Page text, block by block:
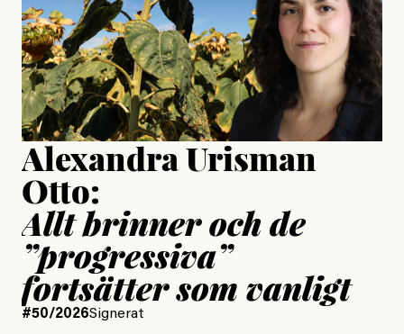
Jesper Lundby
Publicerad15 July, 2026
Uppdaterad15 July, 2026
Alexandra Urisman
Otto:
Allt brinner och de
”progressiva”
fortsätter som vanligt
#50/2026Signerat